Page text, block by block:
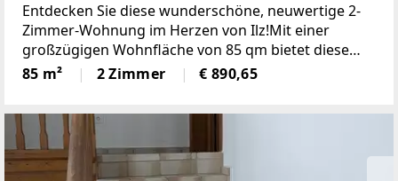
Entdecken Sie diese wunderschöne, neuwertige 2-
Zimmer-Wohnung im Herzen von Ilz!Mit einer
großzügigen Wohnfläche von 85 qm bietet diese
Wohnung den idealen Raumfür Singles oder Paare.
Die lichtdurchfluteten Räume überzeugen durch
85 m² 2 Zimmer € 890,65